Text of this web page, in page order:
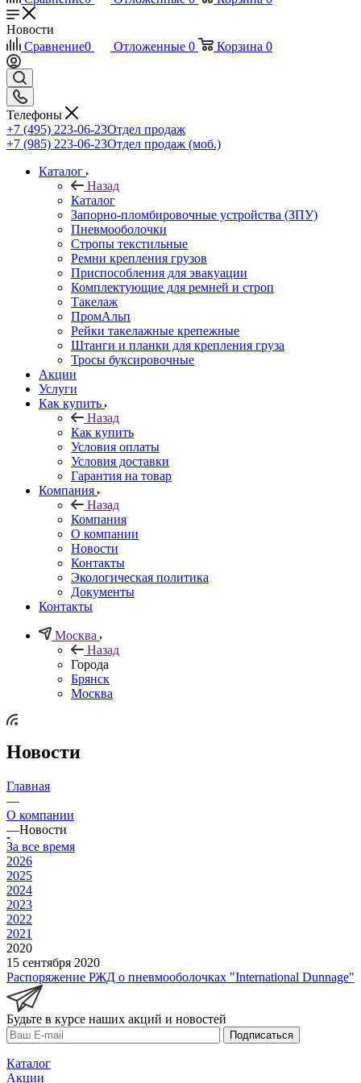
Новости
Сравнение0 Отложенные 0 Корзина 0
Телефоны
+7 (495) 223-06-23Отдел продаж
+7 (985) 223-06-23Отдел продаж (моб.)
Каталог
Назад
Каталог
Запорно-пломбировочные устройства (ЗПУ)
Пневмооболочки
Стропы текстильные
Ремни крепления грузов
Приспособления для эвакуации
Комплектующие для ремней и строп
Такелаж
ПромАльп
Рейки такелажные крепежные
Штанги и планки для крепления груза
Тросы буксировочные
Акции
Услуги
Как купить
Назад
Как купить
Условия оплаты
Условия доставки
Гарантия на товар
Компания
Назад
Компания
О компании
Новости
Контакты
Экологическая политика
Документы
Контакты
Москва
Назад
Города
Брянск
Москва
Новости
Главная
—
О компании
—Новости
За все время
2026
2025
2024
2023
2022
2021
2020
15 сентября 2020
Распоряжение РЖД о пневмооболочках "International Dunnage"
Будьте в курсе наших акций и новостей
Подписаться
Каталог
Акции